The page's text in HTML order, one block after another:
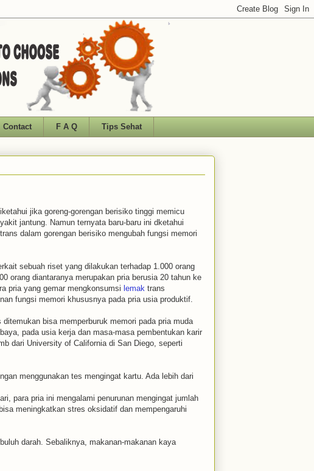
Contact F A Q Tips Sehat
jika goreng-gorengan berisiko tinggi memicu
jantung. Namun ternyata baru-baru ini dketahui
dalam gorengan berisiko mengubah fungsi memori
sebuah riset yang dilakukan terhadap 1.000 orang
orang diantaranya merupakan pria berusia 20 tahun ke
pria yang gemar mengkonsumsi lemak trans
fungsi memori khususnya pada pria usia produktif.
bisa memperburuk memori pada pria muda
pada usia kerja dan masa-masa pembentukan karir
dari University of California di San Diego, seperti
menggunakan tes mengingat kartu. Ada lebih dari
para pria ini mengalami penurunan mengingat jumlah
meningkatkan stres oksidatif dan mempengaruhi
darah. Sebaliknya, makanan-makanan kaya